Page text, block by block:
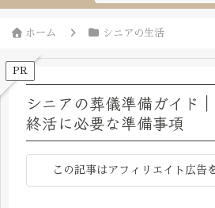
ホーム シニアの生活
PR
シニアの葬儀準備ガイド
終活に必要な準備事項
この記事はアフィリエイト広告